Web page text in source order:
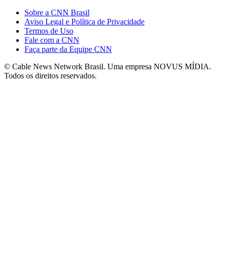
Sobre a CNN Brasil
Aviso Legal e Política de Privacidade
Termos de Uso
Fale com a CNN
Faça parte da Equipe CNN
© Cable News Network Brasil. Uma empresa NOVUS MÍDIA.
Todos os direitos reservados.